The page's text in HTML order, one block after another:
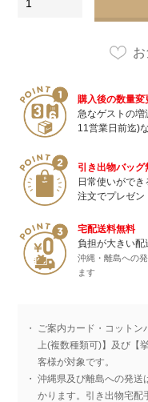
購入後の数量変
急なゲストの増
11営業日前迄)
引き出物バッグ
日常使いがで
注文でプレゼン
宅配送料無料
負担が大きい
沖縄・離島への
ます
ご案内カード・コット
上(複数種類可)】及び【
客様が対象です。
沖縄県及び離島への発送
かります。引き出物宅配